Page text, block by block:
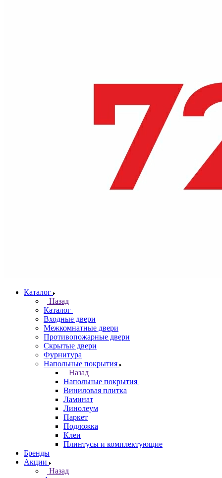
Каталог
Назад
Каталог
Входные двери
Межкомнатные двери
Противопожарные двери
Скрытые двери
Фурнитура
Напольные покрытия
Назад
Напольные покрытия
Виниловая плитка
Ламинат
Линолеум
Паркет
Подложка
Клеи
Плинтусы и комплектующие
Бренды
Акции
Назад